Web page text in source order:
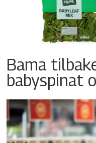
Bama
babyspinat